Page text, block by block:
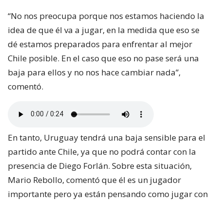
“No nos preocupa porque nos estamos haciendo la
idea de que él va a jugar, en la medida que eso se
dé estamos preparados para enfrentar al mejor
Chile posible. En el caso que eso no pase será una
baja para ellos y no nos hace cambiar nada”,
comentó.
En tanto, Uruguay tendrá una baja sensible para el
partido ante Chile, ya que no podrá contar con la
presencia de Diego Forlán. Sobre esta situación,
Mario Rebollo, comentó que él es un jugador
importante pero ya están pensando como jugar con